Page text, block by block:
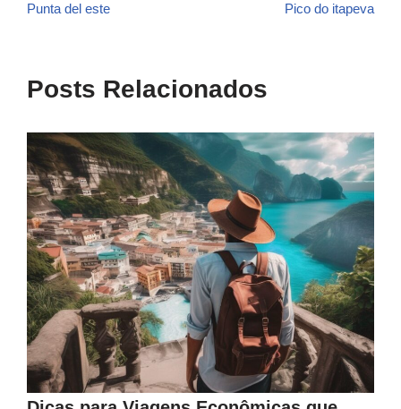
Punta del este Pico do itapeva
Posts Relacionados